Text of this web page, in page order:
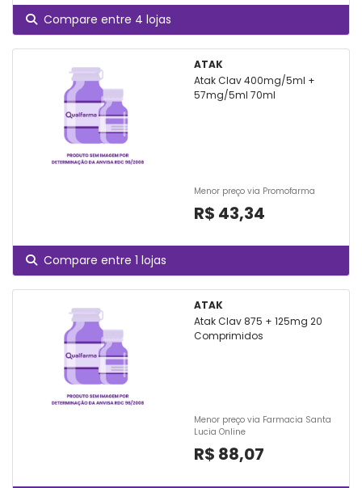
Compare entre 4 lojas
ATAK
Atak Clav 400mg/5ml +
57mg/5ml 70ml
Menor preço via Promofarma
R$ 43,34
Compare entre 1 lojas
ATAK
Atak Clav 875 + 125mg 20
Comprimidos
Menor preço via Farmacia Santa
Lucia Online
R$ 88,07